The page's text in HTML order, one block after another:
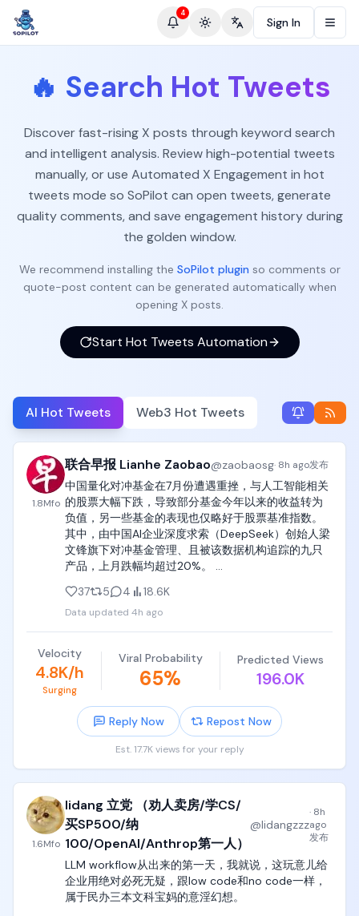
4
Toggle theme
Change language
Sign In
🔥 Search Hot Tweets
Discover fast-rising X posts through keyword search
and intelligent analysis. Review high-potential tweets
manually, or use Automated X Engagement in hot
tweets mode so SoPilot can open tweets, generate
quality comments, and save engagement history during
the golden window.
We recommend installing the SoPilot plugin so comments or
quote-post content can be generated automatically when
opening X posts.
Start Hot Tweets Automation
AI Hot Tweets Web3 Hot Tweets
1.8Mfo
联合早报 Lianhe Zaobao@zaobaosg· 8h ago发布
中国量化对冲基金在7月份遭遇重挫，与人工智能相关
的股票大幅下跌，导致部分基金今年以来的收益转为
负值，另一些基金的表现也仅略好于股票基准指数。
其中，由中国AI企业深度求索（DeepSeek）创始人梁
文锋旗下对冲基金管理、且被该数据机构追踪的九只
产品，上月跌幅均超过20%。
https://t.co/yGqMLgmXJ5
37 5 4 18.6K
Data updated 4h ago
Velocity
4.8K/h
Surging
Viral Probability
65%
Predicted Views
196.0K
Reply Now Repost Now
Est. 17.7K views for your reply
1.6Mfo
lidang 立党 （劝人卖房/学CS/
买SP500/纳
100/OpenAI/Anthrop第一人）
@lidangzzz
· 8h
ago
发布
LLM workflow从出来的第一天，我就说，这玩意儿给
企业用绝对必死无疑，跟low code和no code一样，
属于民办三本文科宝妈的意淫幻想。